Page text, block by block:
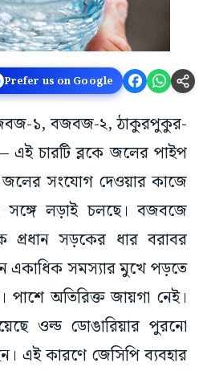
Prefer us on Google
১, বজবজ-২, ঠাকুরপুকুর-
এই চারটি ব্লকে জলের পাইপ
জলের সংযোগ দেওয়ার কাজে
সঙ্গে লড়াই চলছে। বজবজে
প্রধান সড়কের ধার বরাবর
একাধিক সমস্যার মুখে পড়তে
পাশে অতিরিক্ত জায়গা নেই।
ওল্ড ডোঙারিয়ার পুরনো
এই কারণে জেসিপি ব্যবহার